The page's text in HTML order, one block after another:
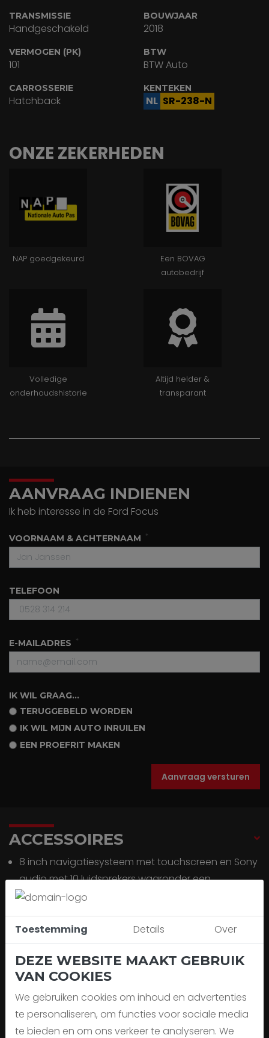
TRANSMISSIE
Handgeschakeld
BOUWJAAR
2018
VERMOGEN (PK)
101
BTW
BTW Auto
CARROSSERIE
Hatchback
KENTEKEN
NL SR-238-N
ONZE ZEKERHEDEN
NAP goedgekeurd
Een BOVAG
autobedrijf
Volledige
onderhoudshistorie
Altijd helder &
transparant
AANVRAAG INDIENEN
Ik heb interesse in de Ford Focus
VOORNAAM & ACHTERNAAM
TELEFOON
E-MAILADRES
IK WIL GRAAG...
TERUGGEBELD WORDEN
IK WIL MIJN AUTO INRUILEN
EEN PROEFRIT MAKEN
Aanvraag versturen
ACCESSOIRES
8 inch navigatiesysteem met touchscreen en Sony
audio met 10 luidsprekers waaronder een
subwoofer
Airbag bestuurder
Airbag passagier
Airbag(s) hoofd achter
Airbag(s) hoofd voor
Airbag(s) side voor
Airco
Airconditioning
Alarm klasse 1(startblokkering)
Toestemming Details Over
DEZE WEBSITE MAAKT GEBRUIK
VAN COOKIES
We gebruiken cookies om inhoud en advertenties
te personaliseren, om functies voor sociale media
te bieden en om ons verkeer te analyseren. We